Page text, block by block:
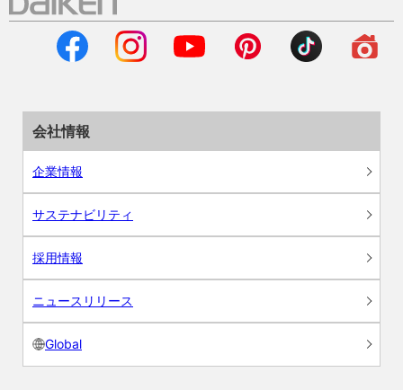
会社情報
企業情報
サステナビリティ
採用情報
ニュースリリース
Global